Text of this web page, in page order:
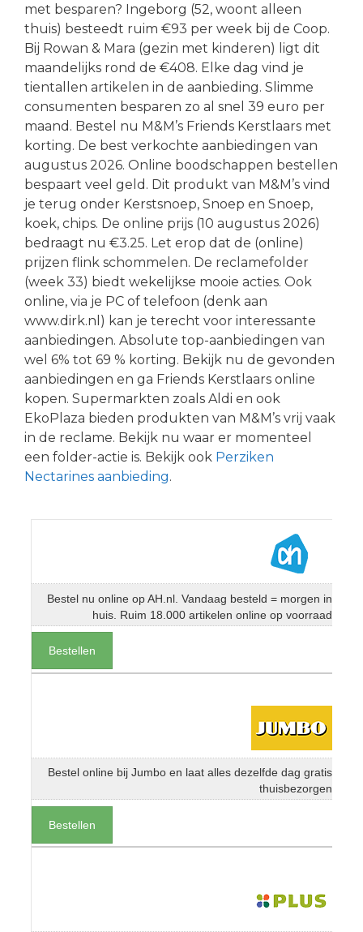
met besparen? Ingeborg (52, woont alleen
thuis) besteedt ruim €93 per week bij de Coop.
Bij Rowan & Mara (gezin met kinderen) ligt dit
maandelijks rond de €408. Elke dag vind je
tientallen artikelen in de aanbieding. Slimme
consumenten besparen zo al snel 39 euro per
maand. Bestel nu M&M’s Friends Kerstlaars met
korting. De best verkochte aanbiedingen van
augustus 2026. Online boodschappen bestellen
bespaart veel geld. Dit produkt van M&M’s vind
je terug onder Kerstsnoep, Snoep en Snoep,
koek, chips. De online prijs (10 augustus 2026)
bedraagt nu €3.25. Let erop dat de (online)
prijzen flink schommelen. De reclamefolder
(week 33) biedt wekelijkse mooie acties. Ook
online, via je PC of telefoon (denk aan
www.dirk.nl) kan je terecht voor interessante
aanbiedingen. Absolute top-aanbiedingen van
wel 6% tot 69 % korting. Bekijk nu de gevonden
aanbiedingen en ga Friends Kerstlaars online
kopen. Supermarkten zoals Aldi en ook
EkoPlaza bieden produkten van M&M’s vrij vaak
in de reclame. Bekijk nu waar er momenteel
een folder-actie is. Bekijk ook Perziken
Nectarines aanbieding.
Bestel nu online op AH.nl. Vandaag besteld = morgen in
huis. Ruim 18.000 artikelen online op voorraad
Bestellen
Bestel online bij Jumbo en laat alles dezelfde dag gratis
thuisbezorgen
Bestellen